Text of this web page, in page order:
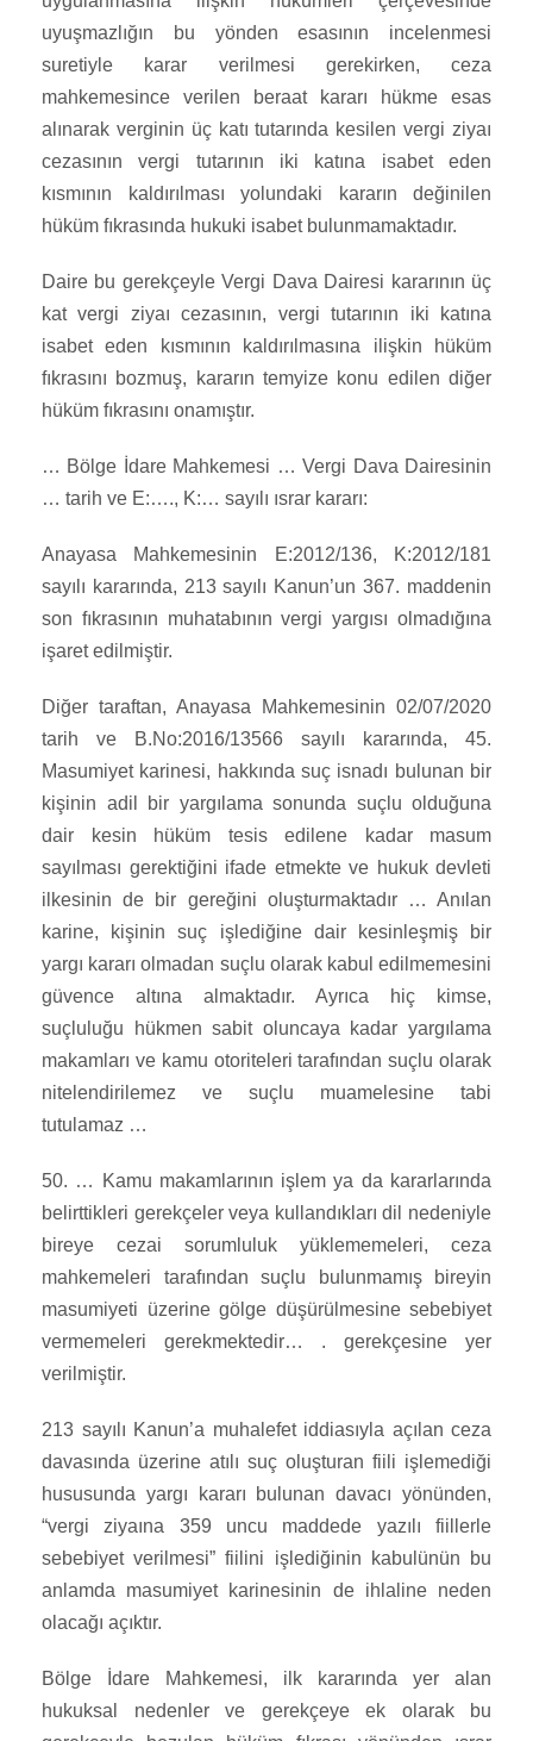
uyuşmazlığın bu yönden esasının incelenmesi
suretiyle karar verilmesi gerekirken, ceza
mahkemesince verilen beraat kararı hükme esas
alınarak verginin üç katı tutarında kesilen vergi ziyaı
cezasının vergi tutarının iki katına isabet eden
kısmının kaldırılması yolundaki kararın değinilen
hüküm fıkrasında hukuki isabet bulunmamaktadır.
Daire bu gerekçeyle Vergi Dava Dairesi kararının üç
kat vergi ziyaı cezasının, vergi tutarının iki katına
isabet eden kısmının kaldırılmasına ilişkin hüküm
fıkrasını bozmuş, kararın temyize konu edilen diğer
hüküm fıkrasını onamıştır.
… Bölge İdare Mahkemesi … Vergi Dava Dairesinin
… tarih ve E:…., K:… sayılı ısrar kararı:
Anayasa Mahkemesinin E:2012/136, K:2012/181
sayılı kararında, 213 sayılı Kanun’un 367. maddenin
son fıkrasının muhatabının vergi yargısı olmadığına
işaret edilmiştir.
Diğer taraftan, Anayasa Mahkemesinin 02/07/2020
tarih ve B.No:2016/13566 sayılı kararında, 45.
Masumiyet karinesi, hakkında suç isnadı bulunan bir
kişinin adil bir yargılama sonunda suçlu olduğuna
dair kesin hüküm tesis edilene kadar masum
sayılması gerektiğini ifade etmekte ve hukuk devleti
ilkesinin de bir gereğini oluşturmaktadır … Anılan
karine, kişinin suç işlediğine dair kesinleşmiş bir
yargı kararı olmadan suçlu olarak kabul edilmemesini
güvence altına almaktadır. Ayrıca hiç kimse,
suçluluğu hükmen sabit oluncaya kadar yargılama
makamları ve kamu otoriteleri tarafından suçlu olarak
nitelendirilemez ve suçlu muamelesine tabi
tutulamaz …
50. … Kamu makamlarının işlem ya da kararlarında
belirttikleri gerekçeler veya kullandıkları dil nedeniyle
bireye cezai sorumluluk yüklememeleri, ceza
mahkemeleri tarafından suçlu bulunmamış bireyin
masumiyeti üzerine gölge düşürülmesine sebebiyet
vermemeleri gerekmektedir… . gerekçesine yer
verilmiştir.
213 sayılı Kanun’a muhalefet iddiasıyla açılan ceza
davasında üzerine atılı suç oluşturan fiili işlemediği
hususunda yargı kararı bulunan davacı yönünden,
“vergi ziyaına 359 uncu maddede yazılı fiillerle
sebebiyet verilmesi” fiilini işlediğinin kabulünün bu
anlamda masumiyet karinesinin de ihlaline neden
olacağı açıktır.
Bölge İdare Mahkemesi, ilk kararında yer alan
hukuksal nedenler ve gerekçeye ek olarak bu